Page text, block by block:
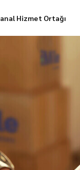
Teslimatı
Hizmet Ortağı